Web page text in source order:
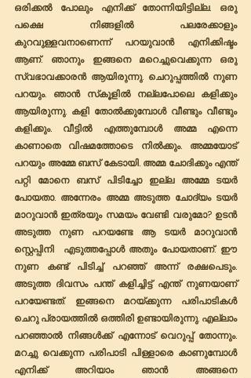
ഒരിക്കൽ പോലും എനിക്ക് തോന്നിയിട്ടില്ല. ഒരു
പക്ഷെ നിങ്ങളിൽ പലരേക്കാളും
കുറവുള്ളവനാണെന്ന് പറയുവാൻ എനിക്കിഷ്ടം
ആണ്. ഞാനും ഇങ്ങനെ മറെച്ചുവെക്കുന്ന ഒരു
സ്വഭാവക്കാരൻ ആയിരുന്നു. ചെറുപ്പത്തിൽ നുണ
പറയും. ഞാൻ സ്‌കൂളിൽ നല്ലപോലെ കളിക്കും
ആയിരുന്നു. കളി തോൽക്കുമ്പോൾ വീണ്ടും വീണ്ടും
കളിക്കും. വീട്ടിൽ എത്തുമ്പോൾ അമ്മ എന്നെ
കാണാതെ വിഷമത്തോടെ നിൽക്കും. അമ്മയോട്
പറയും അമ്മേ ബസ് കേടായി. അമ്മ ചോദിക്കും എന്ത്
പറ്റി മോനെ ബസ് പിടിച്ചോ ഇല്ല അമ്മേ ടയർ
പോയതാ. അന്നേരം അമ്മ അടുത്ത ചോദ്യം ടയർ
മാറുവാൻ ഇത്രയും സമയം വേണ്ടി വരുമോ? ഉടൻ
അടുത്ത നുണ പറയണ്ടേ ആ ടയർ മാറുവാൻ
സ്റ്റെപ്പിനി  എടുത്തപ്പോൾ അതും പോയതാണ്. ഈ
നുണ കണ്ട് പിടിച്ച് പറഞ്ഞ് അന്ന് രക്ഷപെടും.
അടുത്ത ദിവസം പന്ത് കളിച്ചിട്ട് എന്ത് നുണയാണ്
പറയേണ്ടത്. ഇങ്ങനെ മറയ്ക്കുന്ന പരിപാടികൾ
ചെറു പ്രായത്തിൽ ഒത്തിരി ഉണ്ടായിരുന്നു. എല്ലാം
പറഞ്ഞാൽ നിങ്ങൾക്ക് എന്നോട് വെറുപ്പ് തോന്നും.
മറച്ചു വെക്കുന്ന പരിപാടി പിള്ളാരെ കാണുമ്പോൾ
എനിക്ക് അറിയാം ഞാൻ അങ്ങനെ